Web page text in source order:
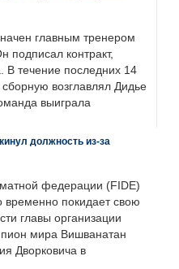
главным тренером
подписал контракт,
В течение последних 14
возглавлял Дидье
выиграла
должность из-за
федерации (FIDE)
временно покидает свою
главы организации
мира Вишванатан
Дворковича в